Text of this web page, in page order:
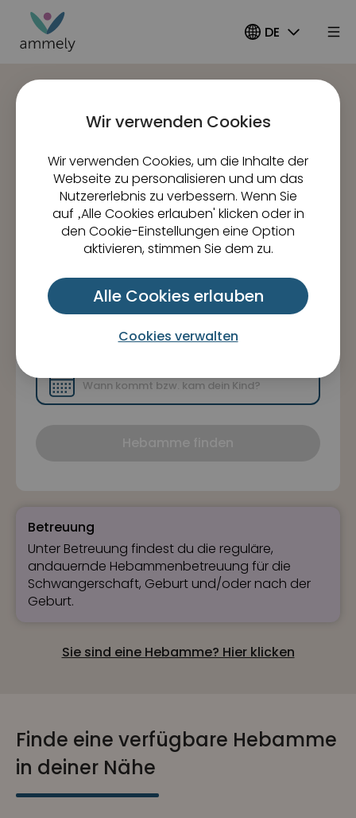
DE
Finde deine
Hebamme
Kostenlos & einfach. Auf Deutschlands
größter Hebammenplattform.
Wonach möchtest du suchen?
|
Betreuung
Unter Betreuung findest du die reguläre,
andauernde Hebammenbetreuung für die
Schwangerschaft, Geburt und/oder nach der
Geburt.
Sie sind eine Hebamme? Hier klicken
Finde eine verfügbare Hebamme
in deiner Nähe
Wir verwenden Cookies
Wir verwenden Cookies, um die Inhalte der
Webseite zu personalisieren und um das
Nutzererlebnis zu verbessern. Wenn Sie
auf ‚Alle Cookies erlauben' klicken oder in
den Cookie-Einstellungen eine Option
aktivieren, stimmen Sie dem zu.
Alle Cookies erlauben
Cookies verwalten